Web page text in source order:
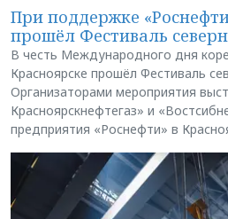
При поддержке
прошёл Фестиваль
В честь Международного дня
Красноярске прошёл Фестиваль
Организаторами мероприятия
Красноярскнефтегаз» и
предприятия «Роснефти» в